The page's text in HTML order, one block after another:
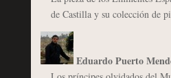
de Castilla y su colección de
Eduardo Puerto